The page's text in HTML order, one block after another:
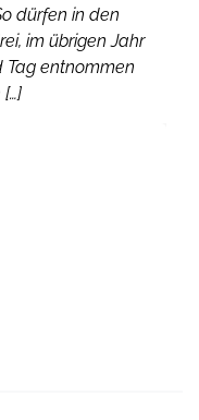
dürfen in den
im übrigen Jahr
Tag entnommen